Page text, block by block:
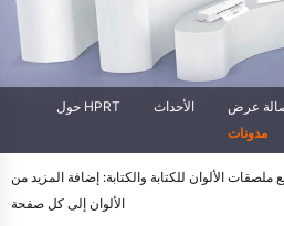
حول HPRT الأحداث عرض
مدونات
الألوان للكتابة والكتابة: إضافة المزيد من
الألوان إلى كل صفحة